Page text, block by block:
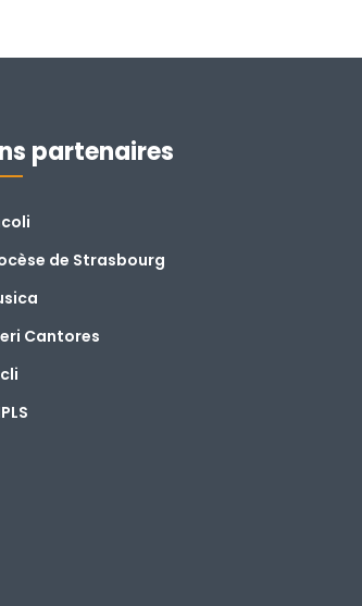
partenaires
de Strasbourg
Cantores